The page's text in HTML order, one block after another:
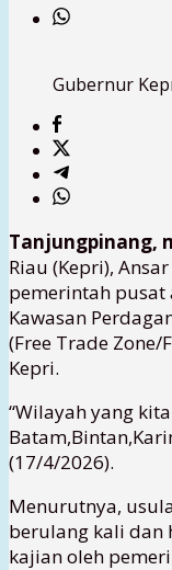
Gubernur
Tanjungpinang,
Riau (Kepri),
pemerintah pusat
Kawasan
(Free Trade
Kepri.
“Wilayah yang
(17/4/2026).
Menurutnya,
berulang kali dan
kajian oleh